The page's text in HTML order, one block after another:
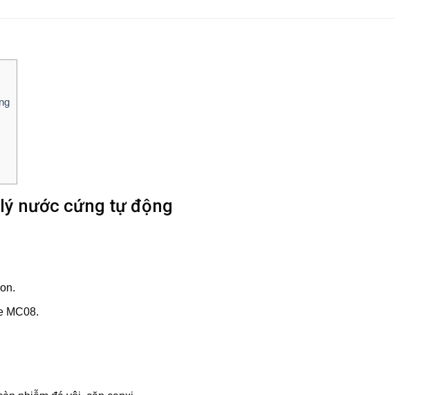
nước cứng tự động
MC08.